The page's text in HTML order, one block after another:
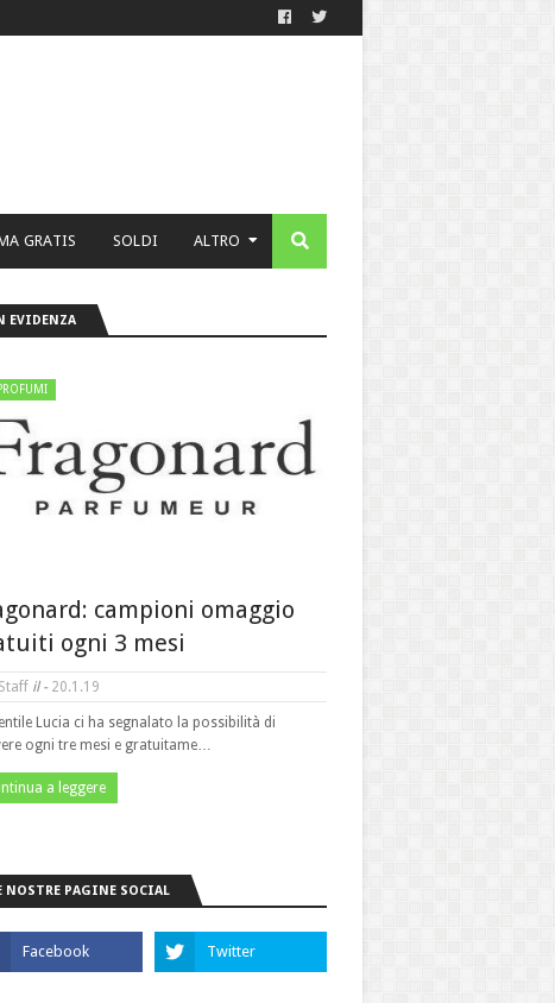
GRATIS SOLDI ALTRO
EVIDENZA
PROFUMI
campioni omaggio
ogni 3 mesi
Staff il - 20.1.19
Lucia ci ha segnalato la possibilità di
ogni tre mesi e gratuitame…
a leggere
NOSTRE PAGINE SOCIAL